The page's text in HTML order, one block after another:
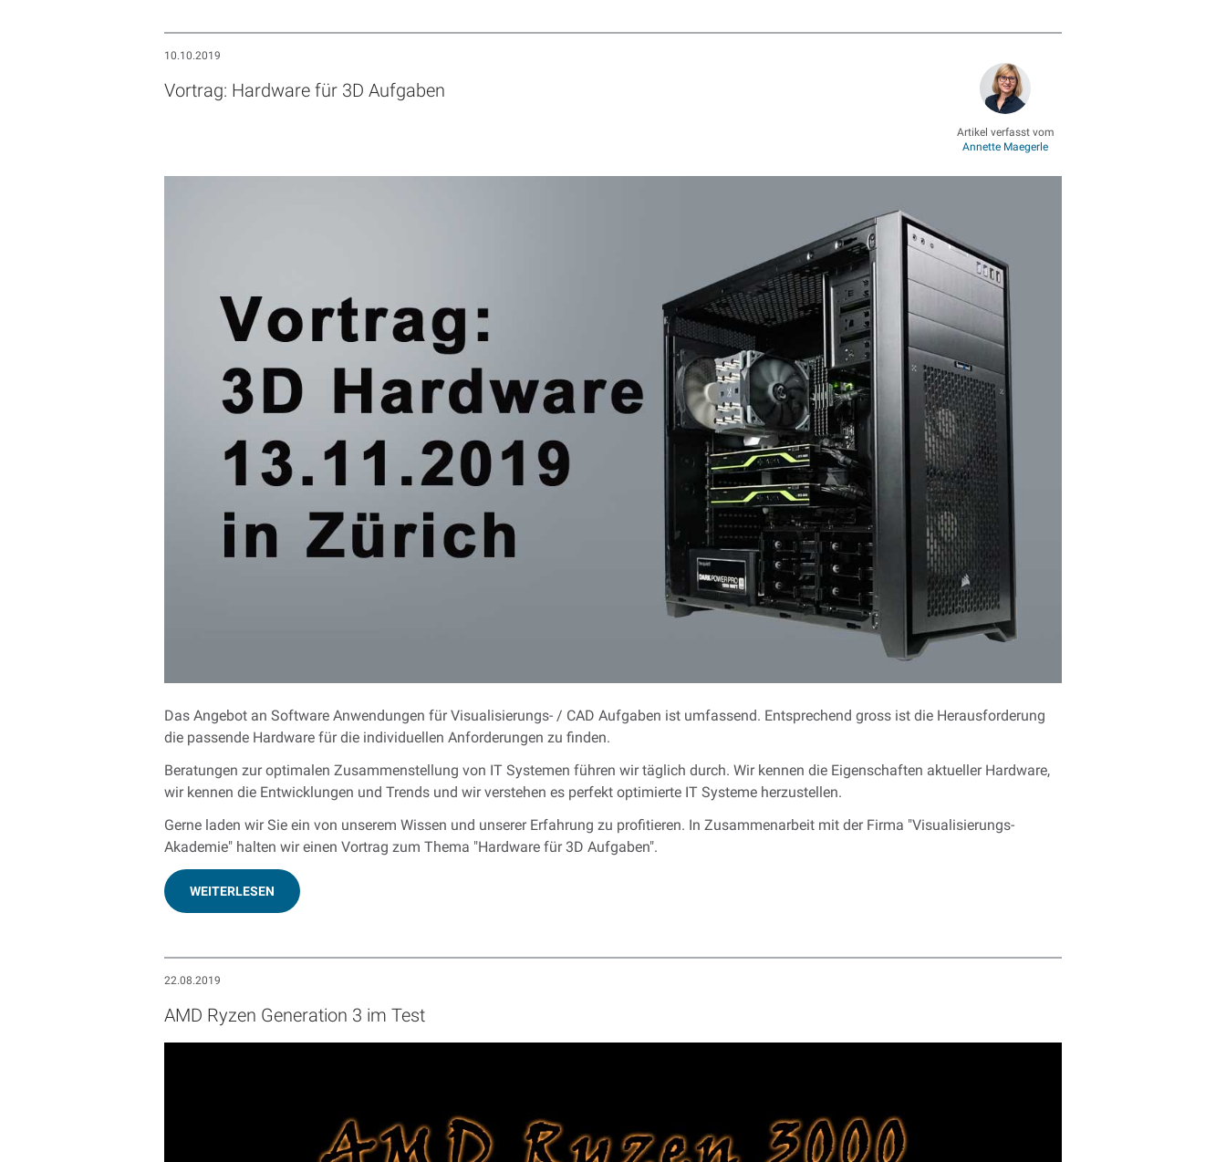
10.10.2019
Vortrag: Hardware für 3D Aufgaben
Artikel verfasst vom
Annette Maegerle
Das Angebot an Software Anwendungen für Visualisierungs- / CAD Aufgaben ist umfassend. Entsprechend gross ist die Herausforderung
die passende Hardware für die individuellen Anforderungen zu finden.
Beratungen zur optimalen Zusammenstellung von IT Systemen führen wir täglich durch. Wir kennen die Eigenschaften aktueller Hardware,
wir kennen die Entwicklungen und Trends und wir verstehen es perfekt optimierte IT Systeme herzustellen.
Gerne laden wir Sie ein von unserem Wissen und unserer Erfahrung zu profitieren. In Zusammenarbeit mit der Firma "Visualisierungs-
Akademie" halten wir einen Vortrag zum Thema "Hardware für 3D Aufgaben".
WEITERLESEN
22.08.2019
AMD Ryzen Generation 3 im Test